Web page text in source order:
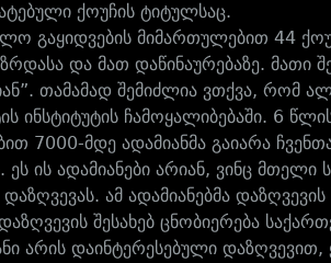
ქოუჩის ტიტულსაც.
გაყიდვების მიმართულებით 44
და მათ დაწინაურებაზე. მათი
თამამად შემიძლია ვთქვა, რომ
ინსტიტუტის ჩამოყალიბებაში. 6
7000-მდე ადამიანმა გაიარა
ეს ის ადამიანები არიან, ვინც
დაზღვევას. ამ ადამიანებმა
შესახებ ცნობიერება
არის დაინტერესებული